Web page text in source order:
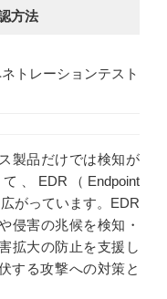
方法
ネトレーションテスト
製品だけでは検知が
、EDR（Endpoint
がっています。EDR
侵害の兆候を検知・
拡大の防止を支援し
する攻撃への対策と